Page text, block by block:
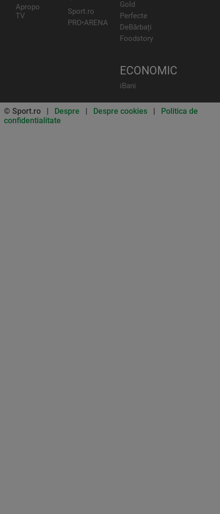
Apropo
TV
Sport.ro
PRO•ARENA
Gold
Perfecte
DeBărbați
Foodstory
ECONOMIC
iBani
© Sport.ro | Despre | Despre cookies | Politica de
confidentialitate